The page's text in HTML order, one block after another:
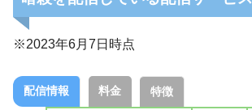
※2023年6月7日時点
配信情報 料金 特徴